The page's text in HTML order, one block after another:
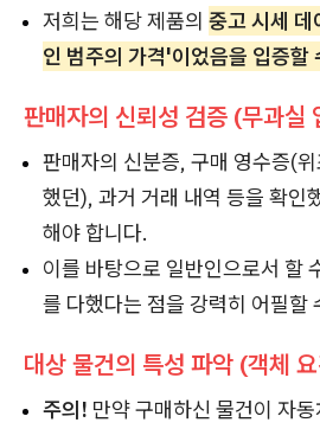
저희는 해당 제품의 중고 시세
인 범주의 가격'이었음을 입증할
판매자의 신뢰성 검증 (무과실
판매자의 신분증, 구매 영수증(
했던), 과거 거래 내역 등을 확인
해야 합니다.
이를 바탕으로 일반인으로서 할
를 다했다는 점을 강력히 어필할
대상 물건의 특성 파악 (객체
주의! 만약 구매하신 물건이 자